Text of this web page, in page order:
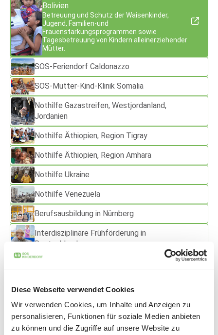
Diese Webseite verwendet Cookies
Wir verwenden Cookies, um Inhalte und Anzeigen zu
personalisieren, Funktionen für soziale Medien anbieten
zu können und die Zugriffe auf unsere Website zu
Bolivien
Betreuung und Schutz der Waisenkinder,
Jugend, Familien-und
Frauenstärkungsprogrammen sowie
Tagesbetreuung von Kindern alleinerziehender
Mütter.
SOS-Feriendorf Caldonazzo
SOS-Mutter-Kind-Klinik Somalia
Nothilfe Gazastreifen, Westjordanland,
Jordanien
Nothilfe Äthiopien, Region Tigray
Nothilfe Äthiopien, Region Amhara
Nothilfe Ukraine
Nothilfe Venezuela
Berufsausbildung in Nürnberg
Interdisziplinäre Frühförderung in
Deutschland
und Schweiz
SOS-Kinderdorf mit Sozialzentrum in
Albanien